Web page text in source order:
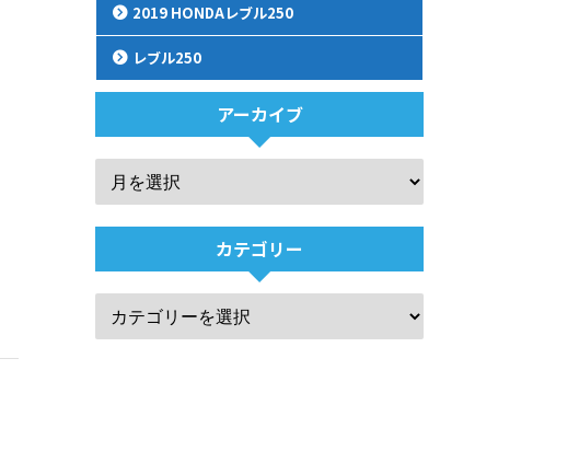
2019 HONDAレブル250
レブル250
アーカイブ
カテゴリー